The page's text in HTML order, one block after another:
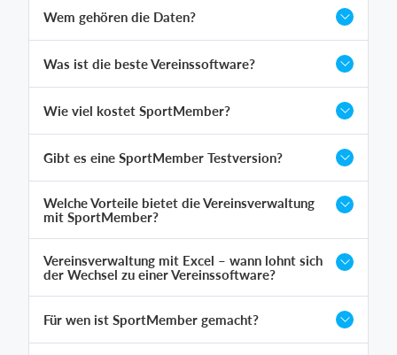
Wem gehören die Daten?
Was ist die beste Vereinssoftware?
Wie viel kostet SportMember?
Gibt es eine SportMember Testversion?
Welche Vorteile bietet die Vereinsverwaltung
mit SportMember?
Vereinsverwaltung mit Excel – wann lohnt sich
der Wechsel zu einer Vereinssoftware?
Für wen ist SportMember gemacht?